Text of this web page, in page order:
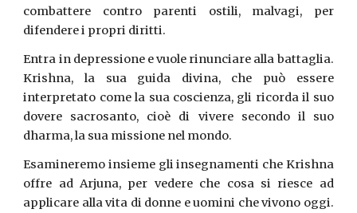
combattere contro parenti ostili, malvagi, per
difendere i propri diritti.
Entra in depressione e vuole rinunciare alla battaglia.
Krishna, la sua guida divina, che può essere
interpretato come la sua coscienza, gli ricorda il suo
dovere sacrosanto, cioè di vivere secondo il suo
dharma, la sua missione nel mondo.
Esamineremo insieme gli insegnamenti che Krishna
offre ad Arjuna, per vedere che cosa si riesce ad
applicare alla vita di donne e uomini che vivono oggi.